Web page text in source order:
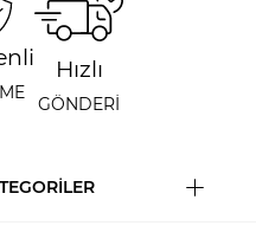
Hızlı
GÖNDERİ